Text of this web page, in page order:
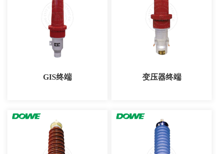
GIS终端 变压器终端